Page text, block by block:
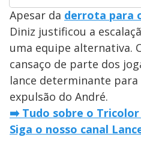
Apesar da derrota para
Diniz justificou a
uma equipe alternativa.
cansaço de parte dos
lance determinante
expulsão do André.
➡️ Tudo sobre o
Siga o nosso canal